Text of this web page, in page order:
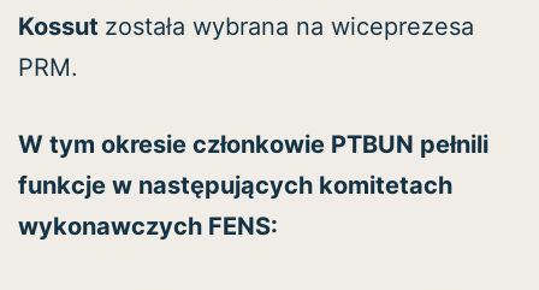
Kossut została wybrana na wiceprezesa
PRM.
W tym okresie członkowie PTBUN pełnili
funkcje w następujących komitetach
wykonawczych FENS: